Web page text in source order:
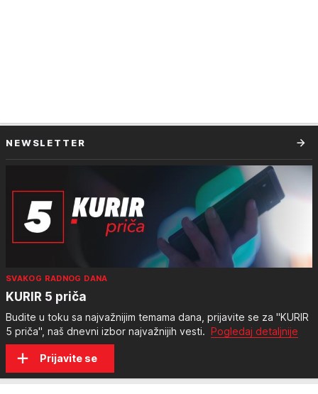
NEWSLETTER
SVAKOG RADNOG DANA
KURIR 5 priča
Budite u toku sa najvažnijim temama dana, prijavite se za "KURIR
5 priča", naš dnevni izbor najvažnijih vesti. Pogledaj detaljnije
Prijavite se